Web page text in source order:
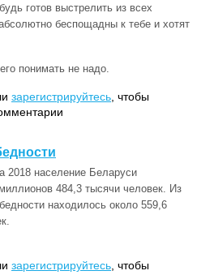
готов выстрелить из всех
беспощадны к тебе и хотят
понимать не надо.
зарегистрируйтесь , чтобы
2018 население Беларуси
484,3 тысячи человек. Из
находилось около 559,6
зарегистрируйтесь , чтобы